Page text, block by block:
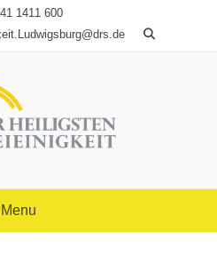
1411 600
Menu